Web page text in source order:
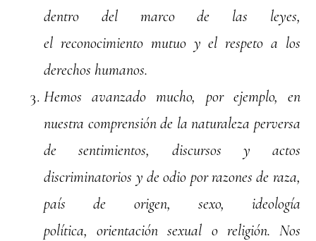
dentro del marco de las leyes,
el reconocimiento mutuo y el respeto a los
derechos humanos.
Hemos avanzado mucho, por ejemplo, en
nuestra comprensión de la naturaleza perversa
de sentimientos, discursos y actos
discriminatorios y de odio por razones de raza,
país de origen, sexo, ideología
política, orientación sexual o religión. Nos